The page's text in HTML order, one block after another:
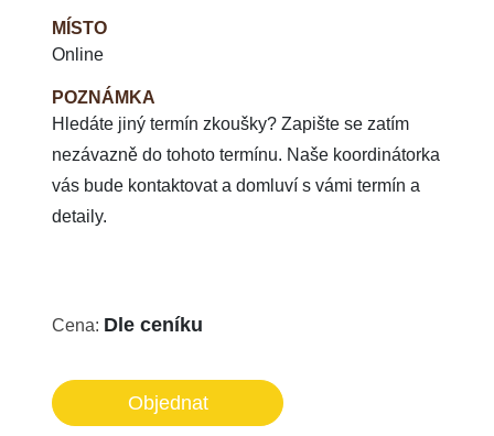
MÍSTO
Online
POZNÁMKA
Hledáte jiný termín zkoušky? Zapište se zatím
nezávazně do tohoto termínu. Naše koordinátorka
vás bude kontaktovat a domluví s vámi termín a
detaily.
Cena: Dle ceníku
Objednat